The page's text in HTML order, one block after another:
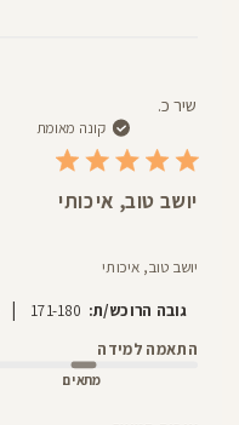
שיר כ.
קונה מאומת
יושב טוב, איכותי
יושב טוב, איכותי
גובה הרוכש/ת: 171-180
התאמה למידה
מתאים